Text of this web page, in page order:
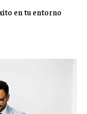
en tu entorno